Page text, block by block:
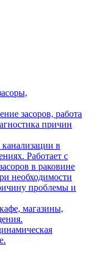
засоров, работа
причин
в
Работает с
в раковине
необходимости
проблемы и
магазины,